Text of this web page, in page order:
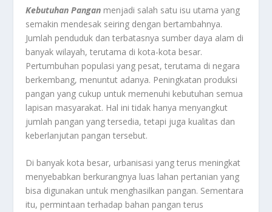
Kebutuhan Pangan menjadi salah satu isu utama yang
semakin mendesak seiring dengan bertambahnya.
Jumlah penduduk dan terbatasnya sumber daya alam di
banyak wilayah, terutama di kota-kota besar.
Pertumbuhan populasi yang pesat, terutama di negara
berkembang, menuntut adanya. Peningkatan produksi
pangan yang cukup untuk memenuhi kebutuhan semua
lapisan masyarakat. Hal ini tidak hanya menyangkut
jumlah pangan yang tersedia, tetapi juga kualitas dan
keberlanjutan pangan tersebut.
Di banyak kota besar, urbanisasi yang terus meningkat
menyebabkan berkurangnya luas lahan pertanian yang
bisa digunakan untuk menghasilkan pangan. Sementara
itu, permintaan terhadap bahan pangan terus